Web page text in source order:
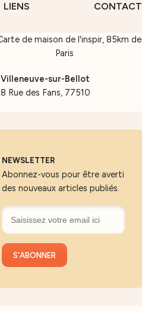
LIENS CONTACT
Villeneuve-sur-Bellot
8 Rue des Fans, 77510
NEWSLETTER
Abonnez-vous pour être averti
des nouveaux articles publiés.